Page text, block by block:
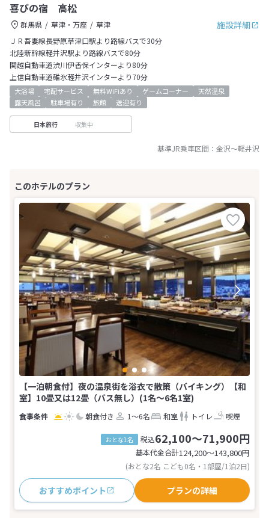
喜びの宿 高松
施設詳細
群馬県 草津・万座
草津
ＪＲ吾妻線長野原草津口駅より路線バスで30分
北陸新幹線軽井沢駅より路線バスで80分
関越自動車道渋川伊香保インターより80分
上信自動車道碓氷軽井沢インターより70分
大浴場 宅配サービス 無料WiFiあり ゲームコーナー
天然温泉
露天風呂
駐車場有り 旅館 送迎有り
日本旅行 収集中
基準JR乗車区間： 金沢～軽井沢
【一泊朝食付】夜の温泉街を浴衣で散策（バイキング）【和
室】10畳又は12畳（バス無し）(1名～6名1室)
朝食付き 1～6名 和室 トイレ 喫煙
おとな1名 税込62,100～71,900円
基本代金合計124,200〜143,800円
(おとな2名 こども0名・1部屋/1泊2日)
おすすめポイント プランの詳細